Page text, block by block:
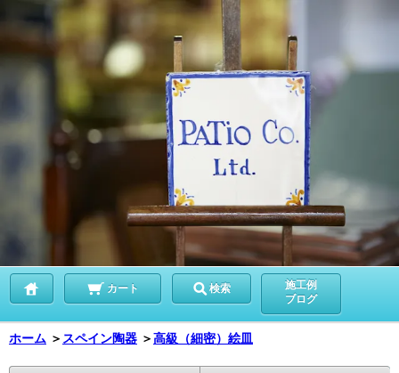
カート 検索
施工例
ブログ
ホーム ＞ スペイン陶器 ＞高級（細密）絵皿